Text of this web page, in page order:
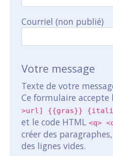
Courriel (non publié)
Votre message
Texte de votre
Ce formulaire accepte
>url] {{gras}}
et le code HTML <q>
créer des
des lignes vides.